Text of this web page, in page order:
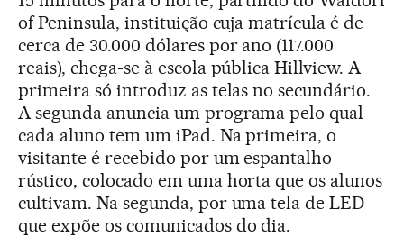
of Peninsula, instituição cuja matrícula é de
cerca de 30.000 dólares por ano (117.000
reais), chega-se à escola pública Hillview. A
primeira só introduz as telas no secundário.
A segunda anuncia um programa pelo qual
cada aluno tem um iPad. Na primeira, o
visitante é recebido por um espantalho
rústico, colocado em uma horta que os alunos
cultivam. Na segunda, por uma tela de LED
que expõe os comunicados do dia.